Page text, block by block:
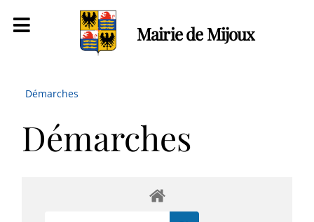
Mairie de Mijoux
Démarches
Démarches